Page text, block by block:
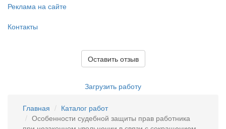
Реклама на сайте
Контакты
Оставить отзыв
Загрузить работу
Главная
Каталог работ
Особенности судебной защиты прав работника